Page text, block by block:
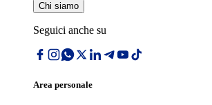
Chi siamo
Seguici anche su
Area personale